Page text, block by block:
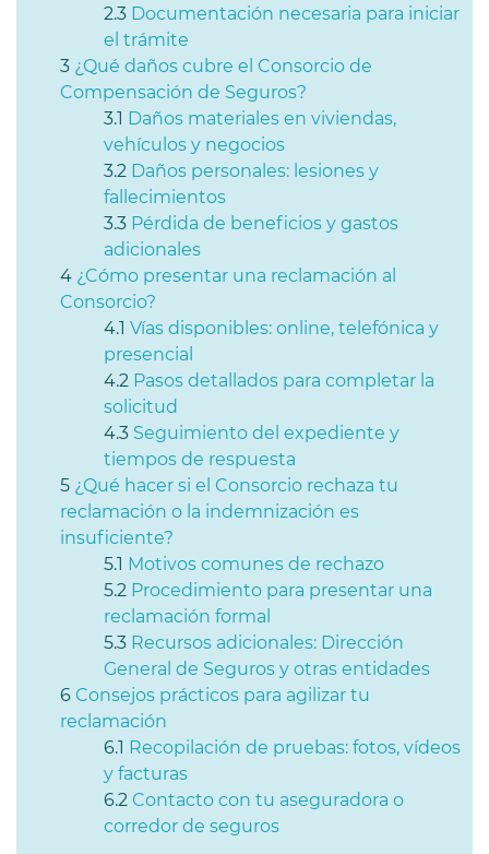
Documentación necesaria para iniciar
el trámite
¿Qué daños cubre el Consorcio de
Compensación de Seguros?
Daños materiales en viviendas,
vehículos y negocios
Daños personales: lesiones y
fallecimientos
Pérdida de beneficios y gastos
adicionales
¿Cómo presentar una reclamación al
Consorcio?
Vías disponibles: online, telefónica y
presencial
Pasos detallados para completar la
solicitud
Seguimiento del expediente y
tiempos de respuesta
¿Qué hacer si el Consorcio rechaza tu
reclamación o la indemnización es
insuficiente?
Motivos comunes de rechazo
Procedimiento para presentar una
reclamación formal
Recursos adicionales: Dirección
General de Seguros y otras entidades
Consejos prácticos para agilizar tu
reclamación
Recopilación de pruebas: fotos, vídeos
y facturas
Contacto con tu aseguradora o
corredor de seguros